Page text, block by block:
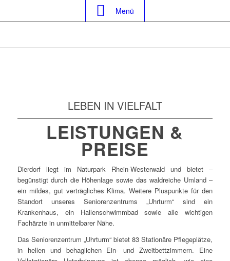
Menü
LEBEN IN VIELFALT
LEISTUNGEN &
PREISE
Dierdorf liegt im Naturpark Rhein-Westerwald und bietet –
begünstigt durch die Höhenlage sowie das waldreiche Umland –
ein mildes, gut verträgliches Klima. Weitere Pluspunkte für den
Standort unseres Seniorenzentrums „Uhrturm“ sind ein
Krankenhaus, ein Hallenschwimmbad sowie alle wichtigen
Fachärzte in unmittelbarer Nähe.
Das Seniorenzentrum „Uhrturm“ bietet 83 Stationäre Pflegeplätze,
in hellen und behaglichen Ein- und Zweitbettzimmern. Eine